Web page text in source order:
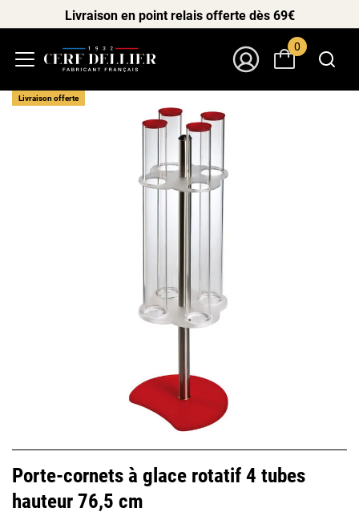
Livraison en point relais offerte dès 69€
0
Porte-cornets à glace rotatif 4 tubes
hauteur 76,5 cm
Livraison offerte